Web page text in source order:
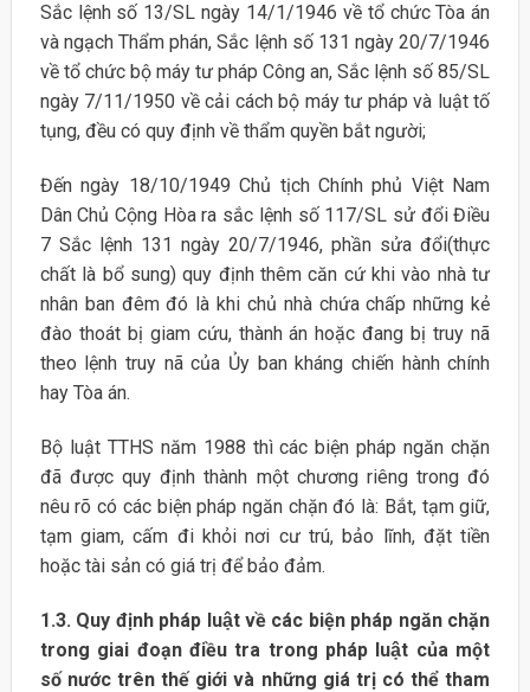
Sắc lệnh số 13/SL ngày 14/1/1946 về tổ chức Tòa án
và ngạch Thẩm phán, Sắc lệnh số 131 ngày 20/7/1946
về tổ chức bộ máy tư pháp Công an, Sắc lệnh số 85/SL
ngày 7/11/1950 về cải cách bộ máy tư pháp và luật tố
tụng, đều có quy định về thẩm quyền bắt người;
Đến ngày 18/10/1949 Chủ tịch Chính phủ Việt Nam
Dân Chủ Cộng Hòa ra sắc lệnh số 117/SL sử đổi Điều
7 Sắc lệnh 131 ngày 20/7/1946, phần sửa đổi(thực
chất là bổ sung) quy định thêm căn cứ khi vào nhà tư
nhân ban đêm đó là khi chủ nhà chứa chấp những kẻ
đào thoát bị giam cứu, thành án hoặc đang bị truy nã
theo lệnh truy nã của Ủy ban kháng chiến hành chính
hay Tòa án.
Bộ luật TTHS năm 1988 thì các biện pháp ngăn chặn
đã được quy định thành một chương riêng trong đó
nêu rõ có các biện pháp ngăn chặn đó là: Bắt, tạm giữ,
tạm giam, cấm đi khỏi nơi cư trú, bảo lĩnh, đặt tiền
hoặc tài sản có giá trị để bảo đảm.
1.3. Quy định pháp luật về các biện pháp ngăn chặn
trong giai đoạn điều tra trong pháp luật của một
số nước trên thế giới và những giá trị có thể tham